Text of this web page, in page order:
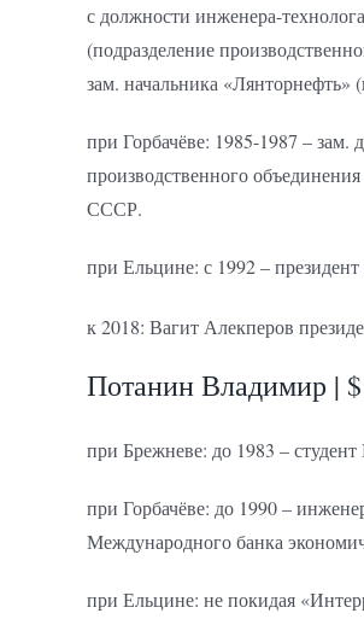
с должности инженера-
(подразделение
зам. начальника «Лянторнефть»
при Горбачёве: 1985-1987 – зам.
производственного
СССР.
при Ельцине: с 1992 –
к 2018: Вагит Алекперов
Потанин Владимир |
при Брежневе: до 1983 –
при Горбачёве: до 1990 –
Международного банка
при Ельцине: не покидая